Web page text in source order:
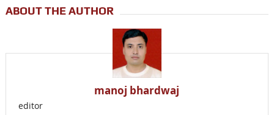
ABOUT THE AUTHOR
manoj bhardwaj
editor